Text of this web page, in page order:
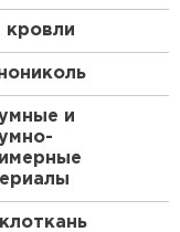
применяется
гидроизоляции
с лицевой
для
кровли
и